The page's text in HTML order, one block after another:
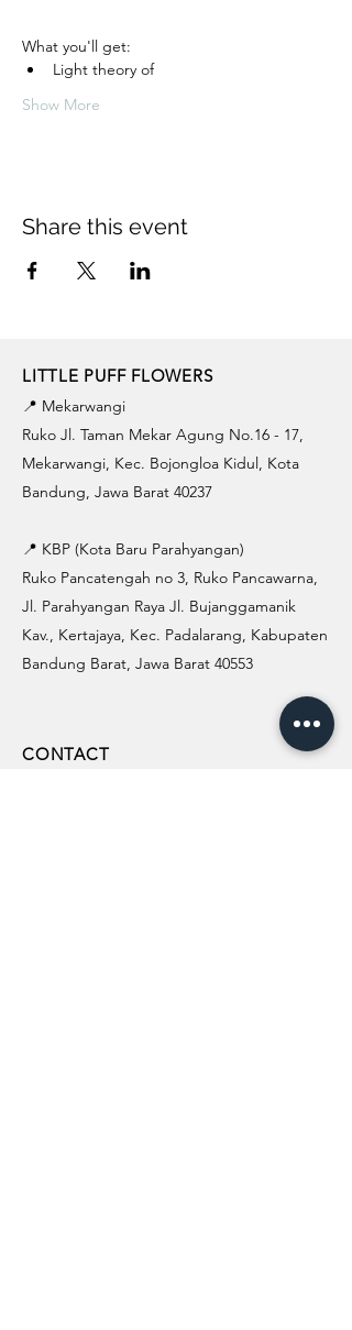
What you'll get:
Light theory of
Show More
Share this event
LITTLE PUFF FLOWERS
📍 Mekarwangi
Ruko Jl. Taman Mekar Agung No.16 - 17,
Mekarwangi, Kec. Bojongloa Kidul, Kota
Bandung, Jawa Barat 40237
📍 KBP (Kota Baru Parahyangan)
Ruko Pancatengah no 3, Ruko Pancawarna,
Jl. Parahyangan Raya Jl. Bujanggamanik
Kav., Kertajaya, Kec. Padalarang, Kabupaten
Bandung Barat, Jawa Barat 40553
CONTACT